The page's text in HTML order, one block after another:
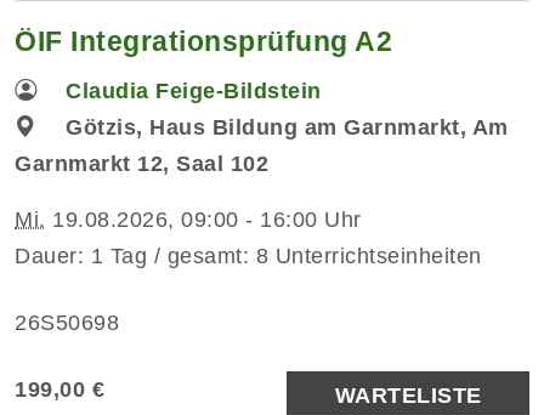
ÖIF Integrationsprüfung A2
Claudia Feige-Bildstein
Götzis, Haus Bildung am Garnmarkt, Am
Garnmarkt 12, Saal 102
Mi. 19.08.2026, 09:00 - 16:00 Uhr
Dauer: 1 Tag / gesamt: 8 Unterrichtseinheiten
26S50698
199,00 € WARTELISTE